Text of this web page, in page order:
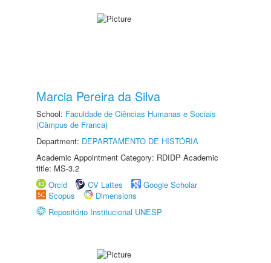
Marcia Pereira da Silva
School: Faculdade de Ciências Humanas e Sociais
(Câmpus de Franca)
Department: DEPARTAMENTO DE HISTÓRIA
Academic Appointment Category: RDIDP Academic
title: MS-3.2
Orcid
CV Lattes
Google Scholar
Scopus
Dimensions
Repositório Institucional UNESP